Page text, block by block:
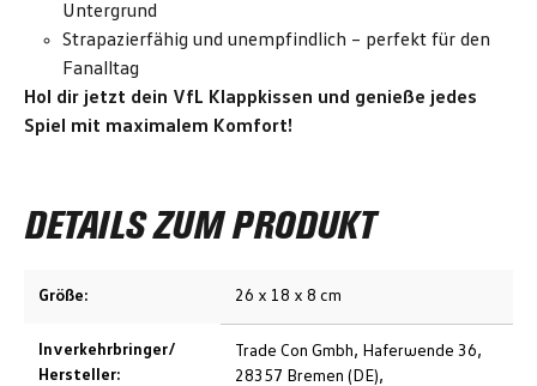
Untergrund
Strapazierfähig und unempfindlich – perfekt für den
Fanalltag
Hol dir jetzt dein VfL Klappkissen und genieße jedes
Spiel mit maximalem Komfort!
DETAILS ZUM PRODUKT
Größe: 26 x 18 x 8 cm
Inverkehrbringer/
Hersteller:
Trade Con Gmbh, Haferwende 36,
28357 Bremen (DE),